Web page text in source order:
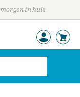
in huis